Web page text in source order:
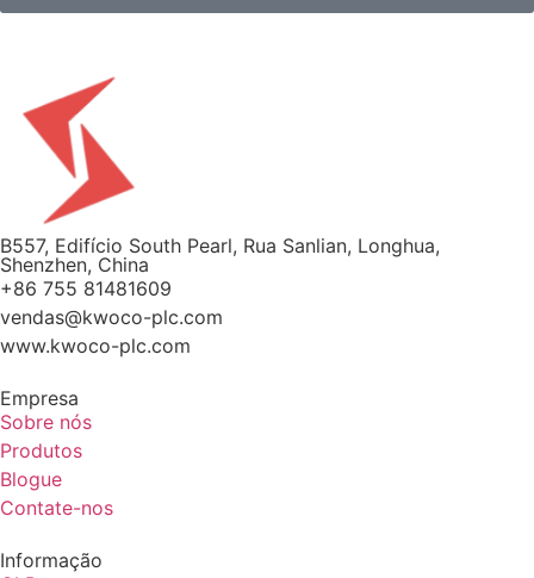
B557, Edifício South Pearl, Rua Sanlian, Longhua,
Shenzhen, China
+86 755 81481609
vendas@kwoco-plc.com
www.kwoco-plc.com
Empresa
Sobre nós
Produtos
Blogue
Contate-nos
Informação